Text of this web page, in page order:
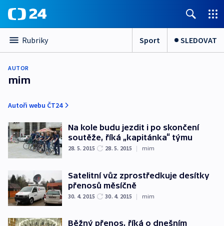
Rubriky Sport SLEDOVAT
AUTOR
mim
Autoři webu ČT24
Na kole budu jezdit i po skončení
soutěže, říká „kapitánka“ týmu
28. 5. 2015 28. 5. 2015 | mim
Satelitní vůz zprostředkuje desítky
přenosů měsíčně
30. 4. 2015 30. 4. 2015 | mim
Běžný přenos, říká o dnešním